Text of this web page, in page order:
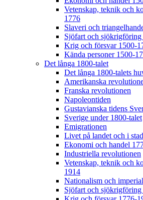
Vetenskap, teknik och
1776
Slaveri och
Sjöfart och
Krig och försvar 1500-
Kända personer 1500-
Det långa 1800-talet
Det långa 1800-talets
Amerikanska
Franska revolutionen
Napoleontiden
Gustavianska tidens
Sverige under 1800-talet
Emigrationen
Livet på landet och i
Ekonomi och handel
Industriella revolutionen
Vetenskap, teknik och
1914
Nationalism och
Sjöfart och